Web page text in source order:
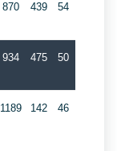
870 439 54
934 475 50
1189 142 46